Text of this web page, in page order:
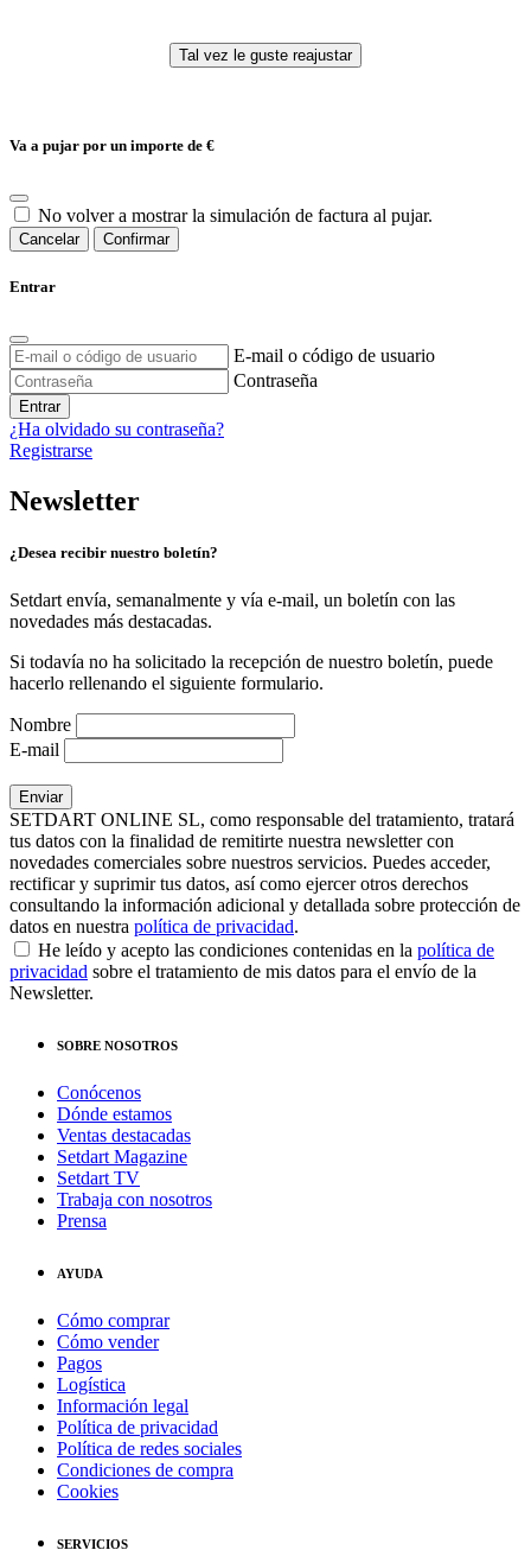
Va a pujar por un importe de €
No volver a mostrar la simulación de factura al pujar.
Cancelar Confirmar
Entrar
E-mail o código de usuario
Contraseña
Entrar
¿Ha olvidado su contraseña?
Registrarse
Newsletter
¿Desea recibir nuestro boletín?
Setdart envía, semanalmente y vía e-mail, un boletín con las
novedades más destacadas.
Si todavía no ha solicitado la recepción de nuestro boletín, puede
hacerlo rellenando el siguiente formulario.
Nombre
E-mail
SETDART ONLINE SL, como responsable del tratamiento, tratará
tus datos con la finalidad de remitirte nuestra newsletter con
novedades comerciales sobre nuestros servicios. Puedes acceder,
rectificar y suprimir tus datos, así como ejercer otros derechos
consultando la información adicional y detallada sobre protección de
datos en nuestra política de privacidad.
He leído y acepto las condiciones contenidas en la política de
privacidad sobre el tratamiento de mis datos para el envío de la
Newsletter.
SOBRE NOSOTROS
Conócenos
Dónde estamos
Ventas destacadas
Setdart Magazine
Setdart TV
Trabaja con nosotros
Prensa
AYUDA
Cómo comprar
Cómo vender
Pagos
Logística
Información legal
Política de privacidad
Política de redes sociales
Condiciones de compra
Cookies
SERVICIOS